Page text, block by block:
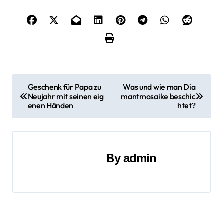
i
Geschenk für Papa zu
Neujahr mit seinen eig
enen Händen
Was und wie man Dia
mantmosaike beschic
htet?
Byadmin